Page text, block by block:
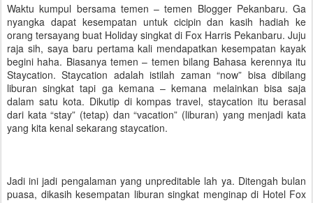
Waktu kumpul bersama temen – temen Blogger Pekanbaru. Ga
nyangka dapat kesempatan untuk cicipin dan kasih hadiah ke
orang tersayang buat Holiday singkat di Fox Harris Pekanbaru. Juju
raja sih, saya baru pertama kali mendapatkan kesempatan kayak
begini haha. Biasanya temen – temen bilang Bahasa kerennya itu
Staycation. Staycation adalah istilah zaman “now” bisa dibilang
liburan singkat tapi ga kemana – kemana melainkan bisa saja
dalam satu kota. Dikutip di kompas travel, staycation itu berasal
dari kata “stay” (tetap) dan “vacation” (liburan) yang menjadi kata
yang kita kenal sekarang staycation.
Jadi ini jadi pengalaman yang unpreditable lah ya. Ditengah bulan
puasa, dikasih kesempatan liburan singkat menginap di Hotel Fox